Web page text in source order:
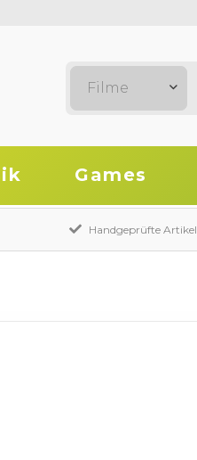
Filme
Games
Handgeprüfte Artikel